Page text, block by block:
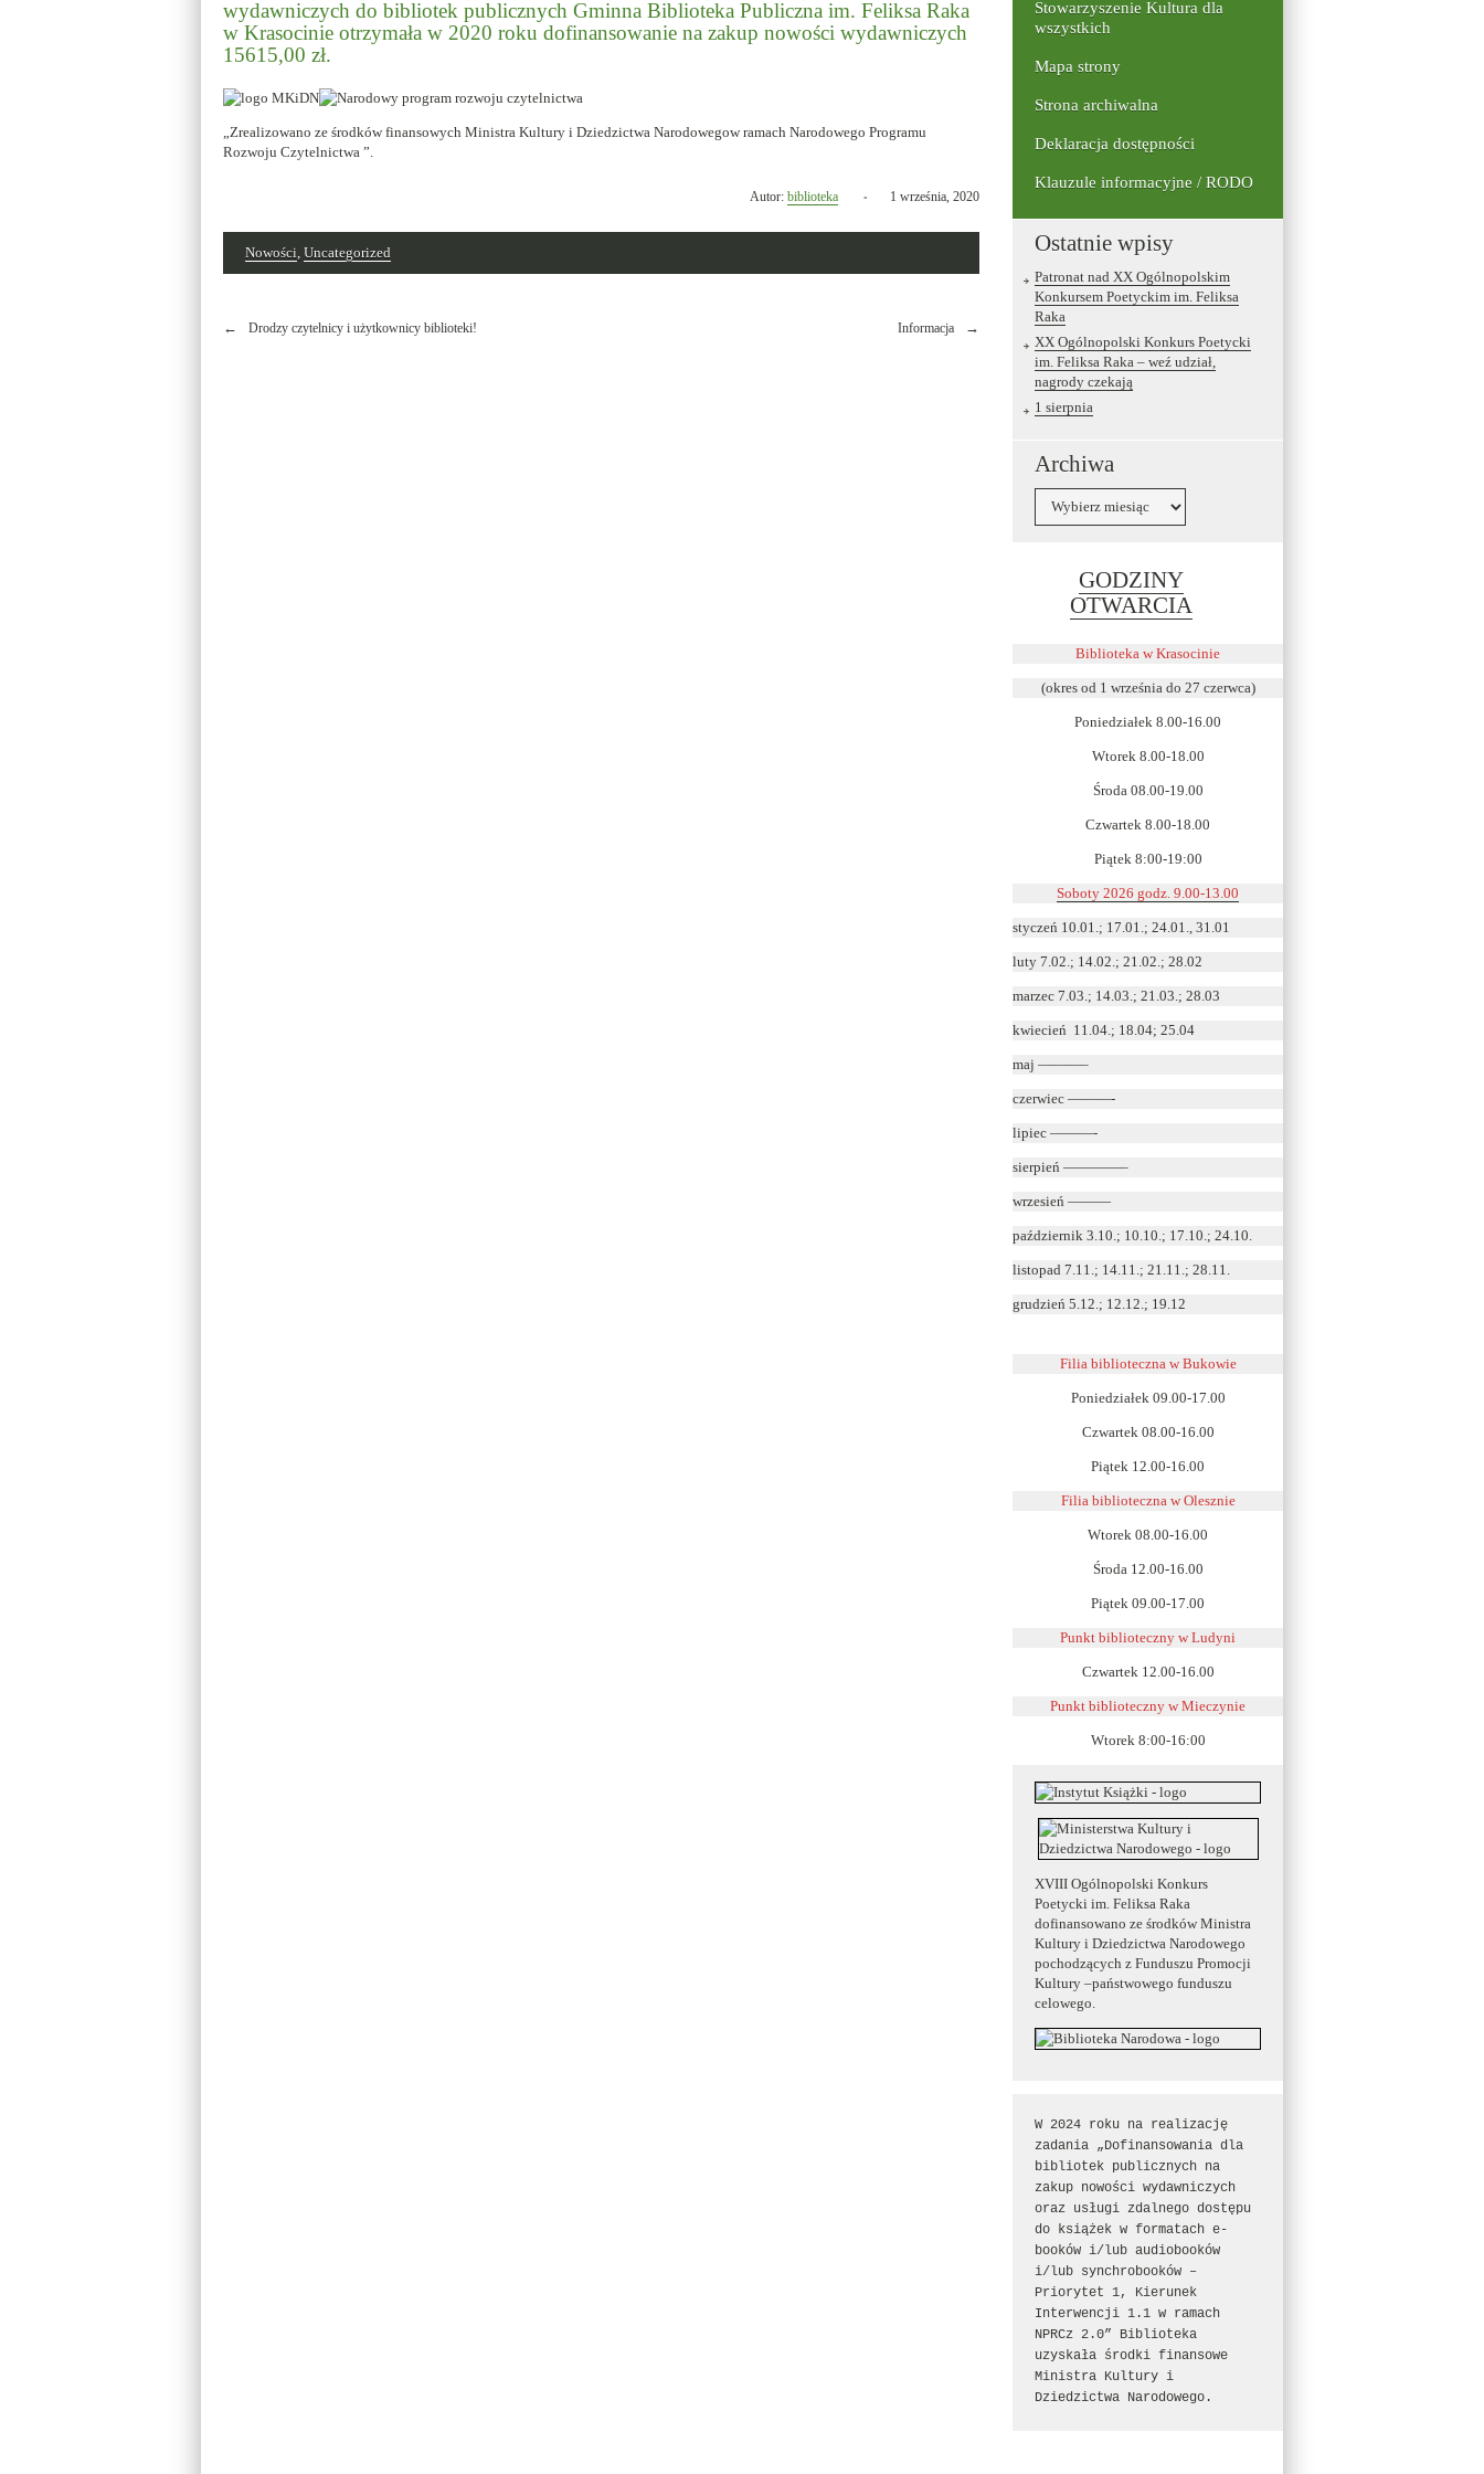
wydawniczych do bibliotek publicznych Gminna Biblioteka Publiczna im. Feliksa Raka
w Krasocinie otrzymała w 2020 roku dofinansowanie na zakup nowości wydawniczych
15615,00 zł.
„Zrealizowano ze środków finansowych Ministra Kultury i Dziedzictwa Narodowegow ramach Narodowego Programu
Rozwoju Czytelnictwa ”.
Autor: bibliotekaOpublikowano
dniu
1 września, 2020
Nowości, Uncategorized
Nawigacja
Drodzy czytelnicy i użytkownicy biblioteki! Informacja
Stowarzyszenie Kultura dla
wszystkich
Mapa strony
Strona archiwalna
Deklaracja dostępności
Klauzule informacyjne / RODO
Ostatnie wpisy
Patronat nad XX Ogólnopolskim
Konkursem Poetyckim im. Feliksa
Raka
XX Ogólnopolski Konkurs Poetycki
im. Feliksa Raka – weź udział,
nagrody czekają
1 sierpnia
Archiwa
GODZINY
OTWARCIA
się
w
oknie
Biblioteka w Krasocinie
(okres od 1 września do 27 czerwca)
Poniedziałek 8.00-16.00
Wtorek 8.00-18.00
Środa 08.00-19.00
Czwartek 8.00-18.00
Piątek 8:00-19:00
Soboty 2026 godz. 9.00-13.00
styczeń 10.01.; 17.01.; 24.01., 31.01
luty 7.02.; 14.02.; 21.02.; 28.02
marzec 7.03.; 14.03.; 21.03.; 28.03
kwiecień 11.04.; 18.04; 25.04
maj ———–
czerwiec ———-
lipiec ———-
sierpień ————–
wrzesień ———
październik 3.10.; 10.10.; 17.10.; 24.10.
listopad 7.11.; 14.11.; 21.11.; 28.11.
grudzień 5.12.; 12.12.; 19.12
Filia biblioteczna w Bukowie
Poniedziałek 09.00-17.00
Czwartek 08.00-16.00
Piątek 12.00-16.00
Filia biblioteczna w Olesznie
Wtorek 08.00-16.00
Środa 12.00-16.00
Piątek 09.00-17.00
Punkt biblioteczny w Ludyni
Czwartek 12.00-16.00
Punkt biblioteczny w Mieczynie
Wtorek 8:00-16:00
XVIII Ogólnopolski Konkurs
Poetycki im. Feliksa Raka
dofinansowano ze środków Ministra
Kultury i Dziedzictwa Narodowego
pochodzących z Funduszu Promocji
Kultury –państwowego funduszu
celowego.
W 2024 roku na realizację
zadania „Dofinansowania dla
bibliotek publicznych na
zakup nowości wydawniczych
oraz usługi zdalnego dostępu
do książek w formatach e-
booków i/lub audiobooków
i/lub synchrobooków –
Priorytet 1, Kierunek
Interwencji 1.1 w ramach
NPRCz 2.0” Biblioteka
uzyskała środki finansowe
Ministra Kultury i
Dziedzictwa Narodowego.